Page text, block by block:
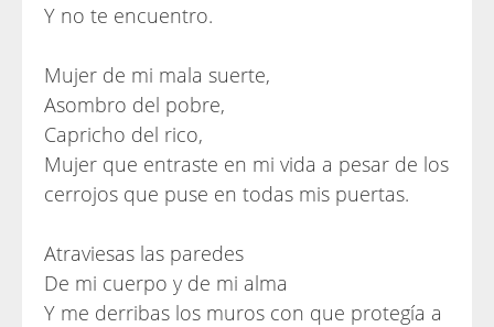
Y no te encuentro.
Mujer de mi mala suerte,
Asombro del pobre,
Capricho del rico,
Mujer que entraste en mi vida a pesar de los
cerrojos que puse en todas mis puertas.
Atraviesas las paredes
De mi cuerpo y de mi alma
Y me derribas los muros con que protegía a